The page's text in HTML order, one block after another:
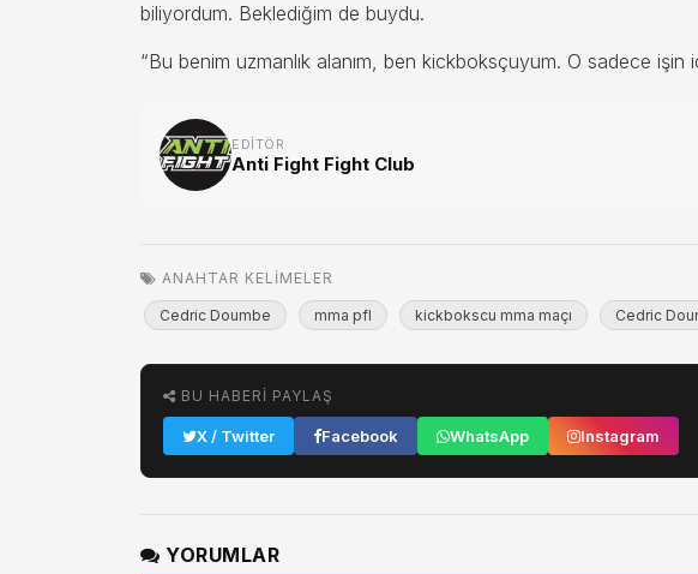
biliyordum. Beklediğim de buydu.
“Bu benim uzmanlık alanım, ben kickboksçuyum. O sadece işin
EDITÖR
Anti Fight Fight Club
ANAHTAR KELIMELER
Cedric Doumbe mma pfl kickbokscu mma maçı Cedric
BU HABERI PAYLAŞ
X / Twitter Facebook WhatsApp Instagram
YORUMLAR